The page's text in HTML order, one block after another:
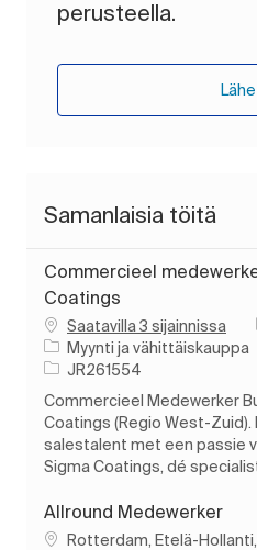
perusteella.
Samanlaisia töitä
Commercieel
Coatings
Saatavilla 3 sijainnissa
Luokka
Myynti ja vähittäiskauppa
Työn tunnus
JR261554
Commercieel Medewerker
Coatings (Regio West-Zuid).
salestalent met een passie
Sigma Coatings, dé
Allround Medewerker
PaikkaRotterdam, Etelä-